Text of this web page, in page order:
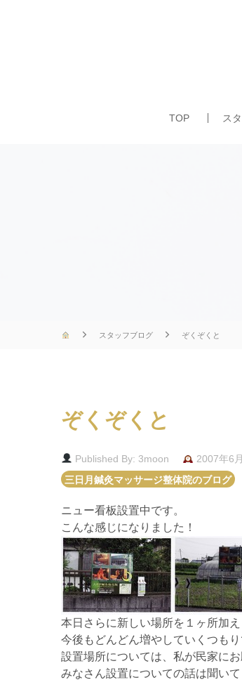
TOP ス
スタッフブログ ぞくぞくと
ぞくぞくと
Published By: 3moon 2007年6
三日月鍼灸マッサージ整体院のブログ
ニュー看板設置中です。
こんな感じになりました！
本日さらに新しい場所を１ヶ所加え
今後もどんどん増やしていくつもり
設置場所については、私が民家に
みなさん設置についての話は聞いて